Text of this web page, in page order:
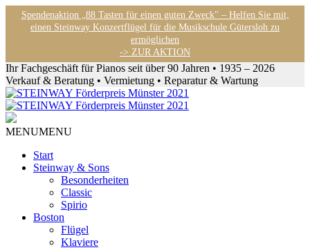
Spendenaktion „88 Tasten für einen guten Zweck" – Helfen Sie mit,
einen Steinway Konzertflügel für die Musikschule Gütersloh zu
ermöglichen
-> ZUR AKTION
Ihr Fachgeschäft für Pianos seit über 90 Jahren • 1935 – 2026
Verkauf & Beratung • Vermietung • Reparatur & Wartung
MENUMENU
Start
Steinway & Sons
Besonderheiten
Classic
Spirio
Boston
Flügel
Klaviere